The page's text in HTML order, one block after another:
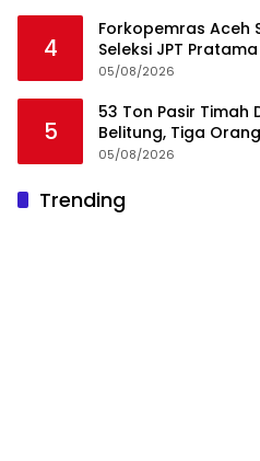
4
Forkopemras Aceh
Seleksi JPT
dan Integritas,
05/08/2026
5
53 Ton Pasir Timah
Belitung, Tiga
Diburu
05/08/2026
Trending
1
Gerindra